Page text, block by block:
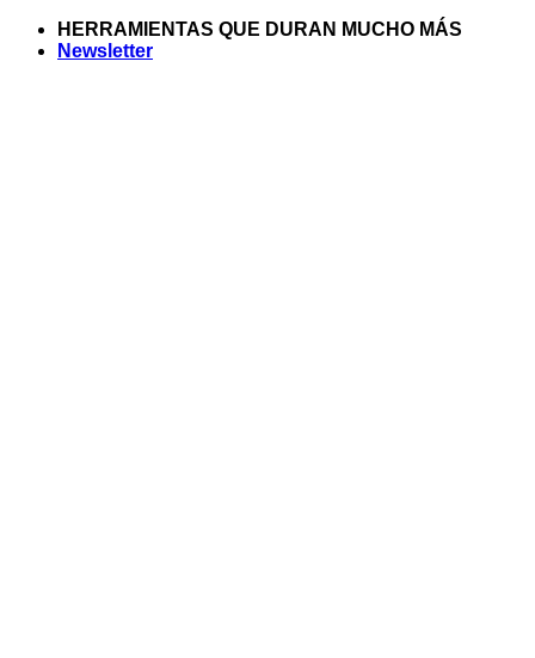
Saltar
HERRAMIENTAS QUE DURAN MUCHO MÁS
Newsletter